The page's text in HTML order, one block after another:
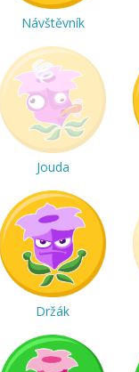
Návštěvník
Jouda
Držák